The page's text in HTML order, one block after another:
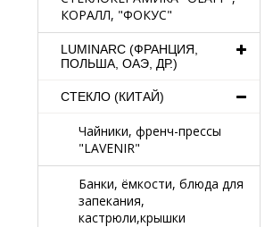
КОРАЛЛ, "ФОКУС"
LUMINARC (ФРАНЦИЯ,
ПОЛЬША, ОАЭ, ДР.)
СТЕКЛО (КИТАЙ)
Чайники, френч-прессы
"LAVENIR"
Банки, ёмкости, блюда для
запекания,
кастрюли,крышки